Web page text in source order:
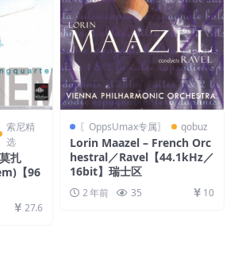
索尼精
选
扎
【96
27.6
〖OppsUmax专属〗 qobuz
Lorin Maazel – French Orc
hestral／Ravel【44.1kHz／
16bit】瑞士区
2 年前 35 10